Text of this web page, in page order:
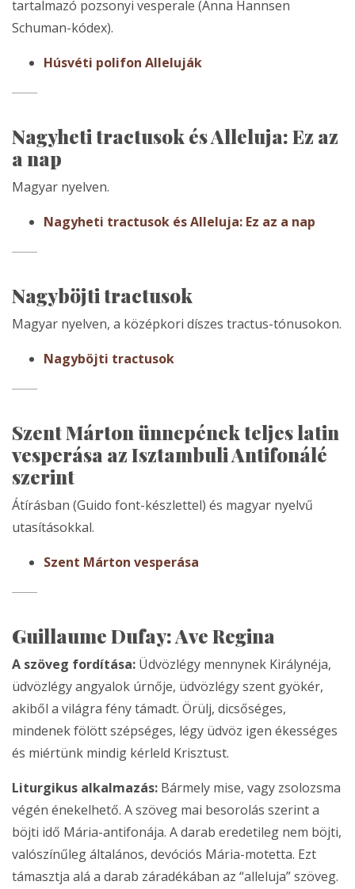
tartalmazó pozsonyi vesperale (Anna Hannsen
Schuman-kódex).
Húsvéti polifon Alleluják
Nagyheti tractusok és Alleluja: Ez az
a nap
Magyar nyelven.
Nagyheti tractusok és Alleluja: Ez az a nap
Nagyböjti tractusok
Magyar nyelven, a középkori díszes tractus-tónusokon.
Nagyböjti tractusok
Szent Márton ünnepének teljes latin
vesperása az Isztambuli Antifonálé
szerint
Átírásban (Guido font-készlettel) és magyar nyelvű
utasításokkal.
Szent Márton vesperása
Guillaume Dufay: Ave Regina
A szöveg fordítása: Üdvözlégy mennynek Királynéja,
üdvözlégy angyalok úrnője, üdvözlégy szent gyökér,
akiből a világra fény támadt. Örülj, dicsőséges,
mindenek fölött szépséges, légy üdvöz igen ékességes
és miértünk mindig kérleld Krisztust.
Liturgikus alkalmazás: Bármely mise, vagy zsolozsma
végén énekelhető. A szöveg mai besorolás szerint a
böjti idő Mária-antifonája. A darab eredetileg nem böjti,
valószínűleg általános, devóciós Mária-motetta. Ezt
támasztja alá a darab záradékában az “alleluja” szöveg.